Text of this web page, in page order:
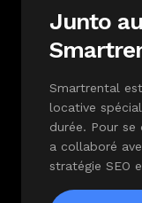
Junto
Smartrental
locative
durée. Pour se
a collaboré
stratégie SEO